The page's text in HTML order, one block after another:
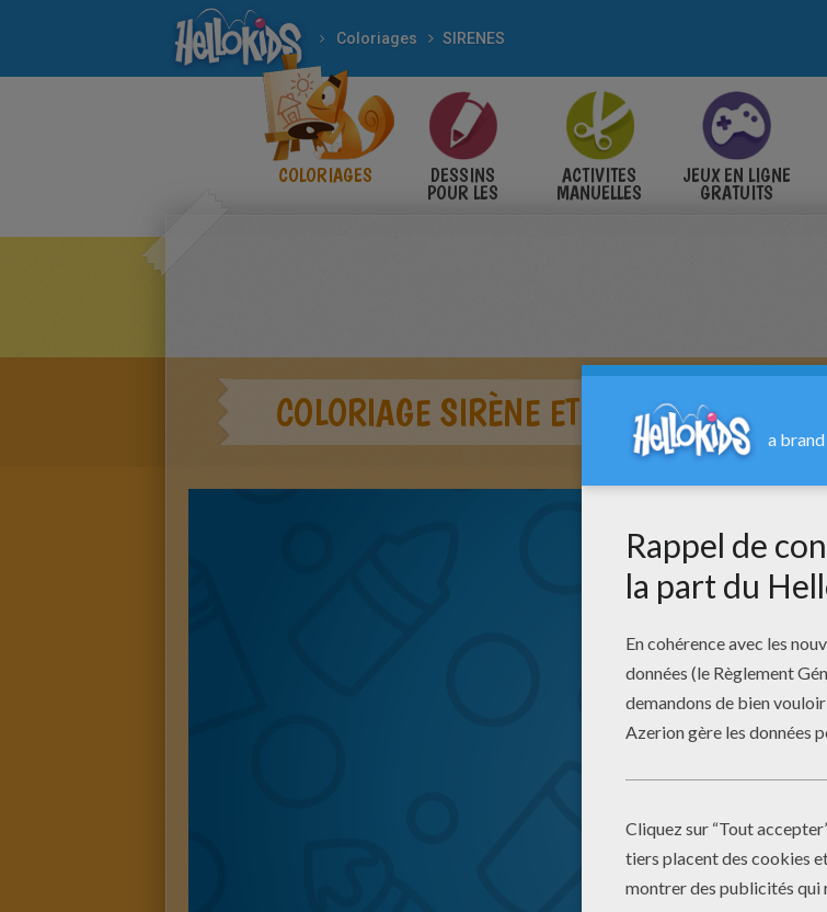
Coloriages SIRENES
COLORIAGES DESSINS
POUR LES
ACTIVITES
MANUELLES
JEUX EN LIGNE
GRATUITS
COLORIAGE SIRÈNE ET DAUPHIN